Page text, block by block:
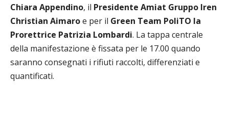
Chiara Appendino, il Presidente Amiat Gruppo Iren
Christian Aimaroe per il Green Team PoliTO la
Prorettrice Patrizia Lombardi. La tappa centrale
della manifestazione è fissata per le 17.00 quando
saranno consegnati i rifiuti raccolti, differenziati e
quantificati.